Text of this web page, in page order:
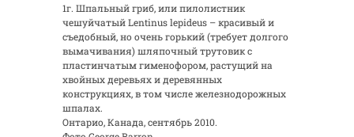
1г. Шпальный гриб, или пилолистник
чешуйчатый Lentinus lepideus – красивый и
съедобный, но очень горький (требует долгого
вымачивания) шляпочный трутовик с
пластинчатым гименофором, растущий на
хвойных деревьях и деревянных
конструкциях, в том числе железнодорожных
шпалах.
Онтарио, Канада, сентябрь 2010.